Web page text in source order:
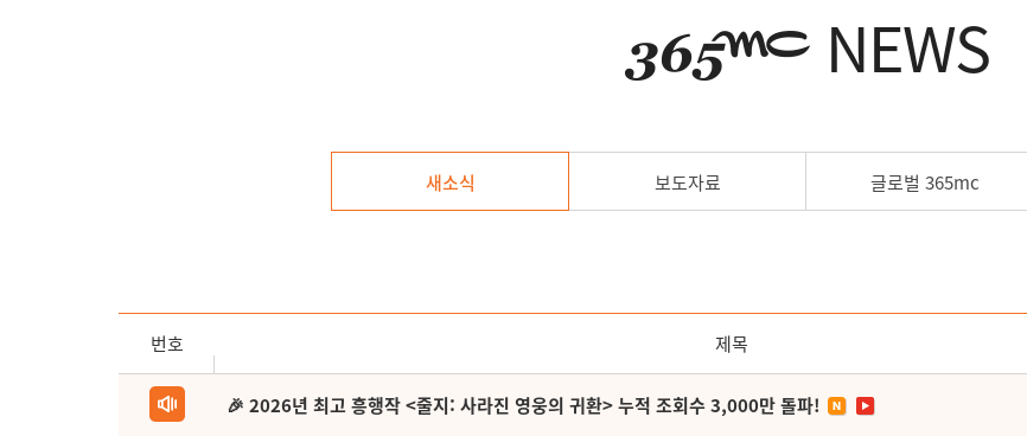
NEW 미국 LA점 오픈
NEWS
새소식 보도자료 글로벌 365mc
번호 제목
🎉 2026년 최고 흥행작 <줄지: 사라진 영웅의 귀환> 누적 조회수 3,000만 돌파!